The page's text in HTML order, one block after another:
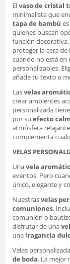
Elvaso de cristal
minimalista que
tapa de bambú
quienes buscan
función
proteger la cera
cuando no está en
personalizables.
añade tu texto o
Lasvelas
crear ambientes
personalizada
por su efecto
atmósfera
complementa
VELAS
Unavela
eventos. Pero
único, elegante y
Nuestrasvelas
comuniones.
comunión o
disfrutar de una
una fragancia
Velas
de boda. La mejor